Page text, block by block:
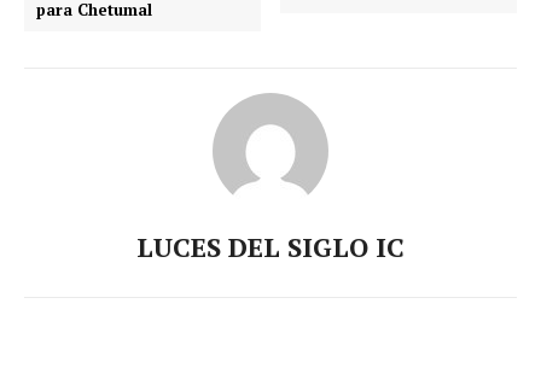
para Chetumal
LUCES DEL SIGLO IC